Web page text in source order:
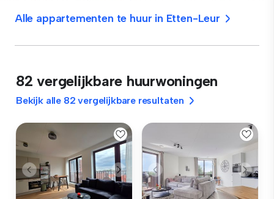
Alle appartementen te huur in Etten-Leur
82 vergelijkbare huurwoningen
Bekijk alle 82 vergelijkbare resultaten